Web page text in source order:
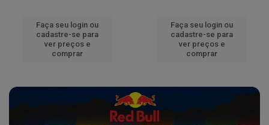
Faça seu login ou
cadastre-se para
ver preços e
comprar
Faça seu login ou
cadastre-se para
ver preços e
comprar